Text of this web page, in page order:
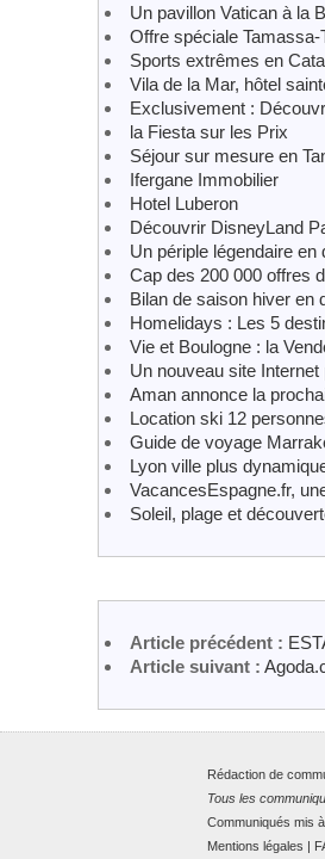
Un pavillon Vatican à la
Offre spéciale
Sports extrêmes en
Vila de la Mar, hôtel
Exclusivement :
la Fiesta sur les Prix
Séjour sur mesure en
Ifergane Immobilier
Hotel Luberon
Découvrir DisneyLand
Un périple légendaire en
Cap des 200 000 offres
Bilan de saison hiver en
Homelidays : Les 5
Vie et Boulogne : la
Un nouveau site
Aman annonce la
Location ski 12
Guide de voyage
Lyon ville plus
VacancesEspagne.fr,
Soleil, plage et
Article précédent :
Article suivant :
Rédaction de
Tous les
Communiqués mis
Mentions légales |